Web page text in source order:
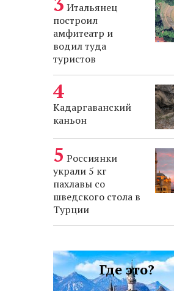
Итальянец
построил
амфитеатр и
водил туда
туристов
Кадаргаванский
каньон
Россиянки
украли 5 кг
пахлавы со
шведского стола в
Турции
Где это?